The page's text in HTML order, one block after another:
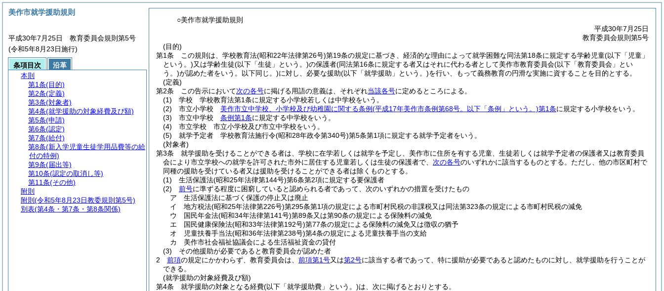
○美作市就学援助規則
平成30年7月25日
教育委員会規則第5号
(目的)
第1条
この規則は、学校教育法(昭和22年法律第26号)第19条の規定に基づき、経済的な理由によって就学困難な同法第18条に規定する学齢児童(以下「児童」
という。)又は学齢生徒(以下「生徒」という。)の保護者(同法第16条に規定する者又はそれに代わる者として美作市教育委員会(以下「教育委員会」とい
う。)が認めた者をいう。以下同じ。)に対し、必要な援助(以下「就学援助」という。)を行い、もって義務教育の円滑な実施に資することを目的とする。
(定義)
第2条
この告示において次の各号に掲げる用語の意義は、それぞれ当該各号に定めるところによる。
(1)
学校 学校教育法第1条に規定する小学校若しくは中学校をいう。
(2)
市立小学校 美作市立中学校、小学校及び幼稚園に関する条例(平成17年美作市条例第68号。以下「条例」という。)第1条に規定する小学校をいう。
(3)
市立中学校 条例第1条に規定する中学校をいう。
(4)
市立学校 市立小学校及び市立中学校をいう。
(5)
就学予定者 学校教育法施行令(昭和28年政令第340号)第5条第1項に規定する就学予定者をいう。
(対象者)
第3条
就学援助を受けることができる者は、学校に在学若しくは就学を予定し、美作市に住所を有する児童、生徒若しくは就学予定者の保護者又は教育委員
会により市立学校への就学を許可された市外に居住する児童若しくは生徒の保護者で、 次の各号のいずれかに該当するものとする。 ただし、他の市区町村で
同種の援助を受けている者又は援助を受けることができる者は除くものとする。
(1)
生活保護法(昭和25年法律第144号)第6条第2項に規定する要保護者
(2)
前号に準ずる程度に困窮していると認められる者であって、次のいずれかの措置を受けたもの
ア
生活保護法に基づく保護の停止又は廃止
イ
地方税法(昭和25年法律第226号)第295条第1項の規定による市町村民税の非課税又は同法第323条の規定による市町村民税の減免
ウ
国民年金法(昭和34年法律第141号)第89条又は第90条の規定による保険料の減免
エ
国民健康保険法(昭和33年法律第192号)第77条の規定による保険料の減免又は徴収の猶予
オ
児童扶養手当法(昭和36年法律第238号)第4条の規定による児童扶養手当の支給
カ
美作市社会福祉協議会による生活福祉資金の貸付
(3)
その他援助が必要であると教育委員会が認めた者
2
前項の規定にかかわらず、教育委員会は、 前項第1号又は第2号に該当する者であって、特に援助が必要であると認めたものに対し、就学援助を行うことが
できる。
(就学援助の対象経費及び額)
第4条
就学援助の対象となる経費(以下「就学援助費」という。)は、次に掲げるとおりとする。
美作市就学援助規則
平成30年7月25日 教育委員会規則第5号
(令和5年8月23日施行)
条項目次
沿革
本則
第1条(目的)
第2条(定義)
第3条(対象者)
第4条(就学援助の対象経費及び額)
第5条(申請)
第6条(認定)
第7条(給付)
第8条(新入学児童生徒学用品費等の給
付の特例)
第9条(届出等)
第10条(認定の取消し等)
第11条(その他)
附則
附則 (令和5年8月23日教委規則第5号)
別表(第4条・第7条・第8条関係)